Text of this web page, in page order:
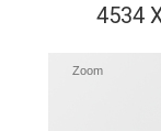
4534
Zoom